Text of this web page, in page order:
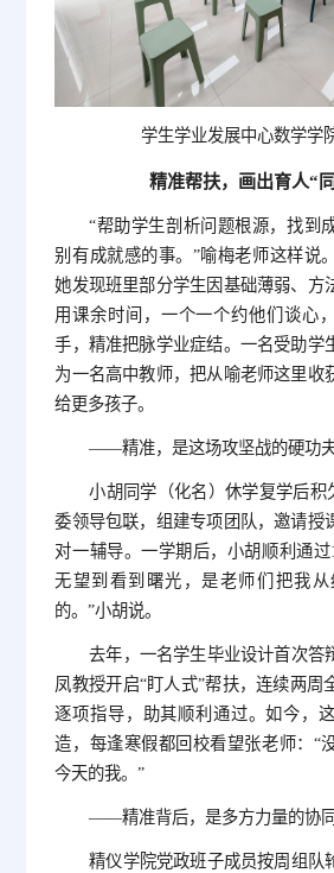
学生学业发展中心数学学
精准帮扶，画出育人“
“帮助学生剖析问题根源，找到
别有成就感的事。”喻梅老师这样说
她发现班里部分学生因基础薄弱、方
用课余时间，一个一个约他们谈心
手，精准把脉学业症结。一名受助学
为一名高中教师，把从喻老师这里收
给更多孩子。
——精准，是这场攻坚战的硬功夫
小胡同学（化名）休学复学后积
委领导包联，组建专项团队，邀请授
对一辅导。一学期后，小胡顺利通过
无望到看到曙光，是老师们把我
的。”小胡说。
去年，一名学生毕业设计首次答
凤教授开启“盯人式”帮扶，连续两周
逐项指导，助其顺利通过。如今，
造，每逢寒假都回校看望张老师：“
今天的我。”
——精准背后，是多方力量的协同
精仪学院党政班子成员按周组队